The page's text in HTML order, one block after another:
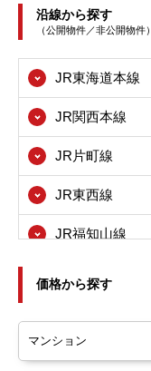
高槻市
茨木市
八尾市
寝屋川市
箕面市
東大阪市
尼崎市
西宮市
伊丹市
沿線から探す
（公開物件／非公開物件）
JR東海道本線
JR関西本線
JR片町線
JR東西線
JR福知山線
近鉄奈良線
価格から探す